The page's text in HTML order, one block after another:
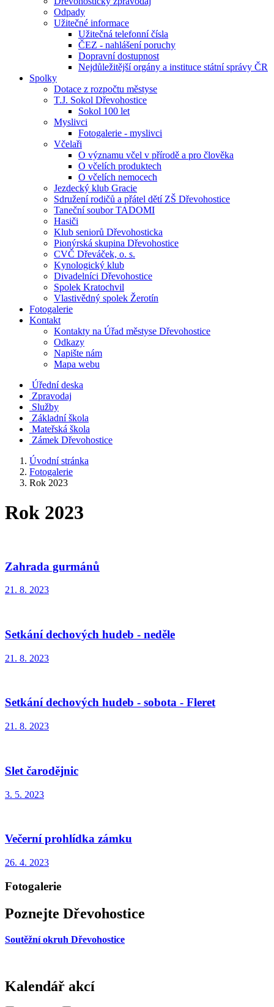
Odpady
Užitečné informace
Užitečná telefonní čísla
ČEZ - nahlášení poruchy
Dopravní dostupnost
Nejdůležitější orgány a instituce státní správy ČR
Spolky
Dotace z rozpočtu městyse
T.J. Sokol Dřevohostice
Sokol 100 let
Myslivci
Fotogalerie - myslivci
Včelaři
O významu včel v přírodě a pro člověka
O včelích produktech
O včelích nemocech
Jezdecký klub Gracie
Sdružení rodičů a přátel dětí ZŠ Dřevohostice
Taneční soubor TADOMI
Hasiči
Klub seniorů Dřevohosticka
Pionýrská skupina Dřevohostice
CVČ Dřeváček, o. s.
Kynologický klub
Divadelníci Dřevohostice
Spolek Kratochvil
Vlastivědný spolek Žerotín
Fotogalerie
Kontakt
Kontakty na Úřad městyse Dřevohostice
Odkazy
Napište nám
Mapa webu
Úřední deska
Zpravodaj
Služby
Základní škola
Mateřská škola
Zámek Dřevohostice
Úvodní stránka
Fotogalerie
Rok 2023
Rok 2023
Zahrada gurmánů
21. 8. 2023
Setkání dechových hudeb - neděle
21. 8. 2023
Setkání dechových hudeb - sobota - Fleret
21. 8. 2023
Slet čarodějnic
3. 5. 2023
Večerní prohlídka zámku
26. 4. 2023
Fotogalerie
Poznejte Dřevohostice
Soutěžní okruh Dřevohostice
Kalendář akcí